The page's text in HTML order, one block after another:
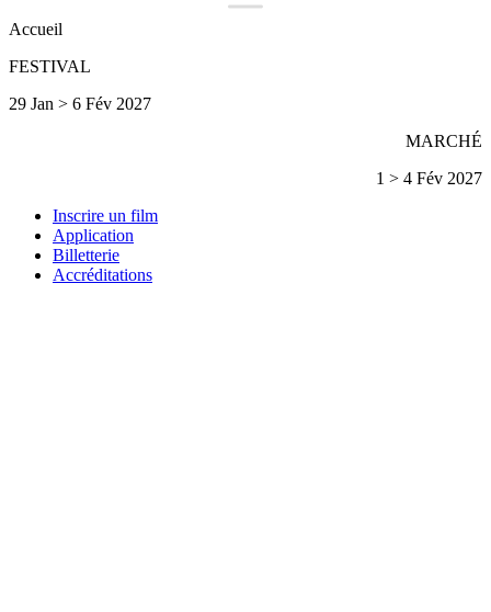
Accueil
FESTIVAL
29 Jan > 6 Fév 2027
MARCHÉ
1 > 4 Fév 2027
Inscrire un film
Application
Billetterie
Accréditations